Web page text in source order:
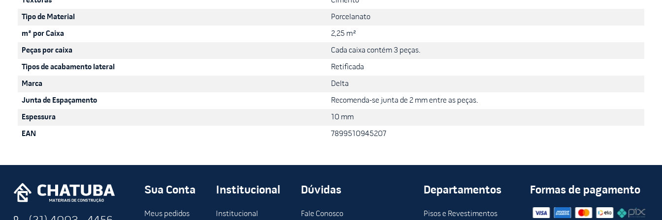
Tipo de Material Porcelanato
m² por Caixa 2,25 m²
Peças por caixa Cada caixa contém 3 peças.
Tipos de acabamento lateral Retificada
Marca Delta
Junta de Espaçamento Recomenda-se junta de 2 mm entre as peças.
Espessura 10 mm
EAN 7899510945207
Sua Conta
Meus pedidos
Institucional
Institucional
Dúvidas
Fale Conosco
Departamentos
Pisos e Revestimentos
Formas de pagamento